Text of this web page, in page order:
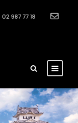
02 987 77 18